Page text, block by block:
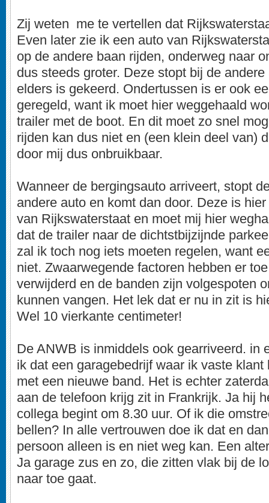
Zij weten me te vertellen dat
Even later zie ik een auto van
op de andere baan rijden, onderweg naar
dus steeds groter. Deze stopt bij de
elders is gekeerd. Ondertussen is er ook
geregeld, want ik moet hier weggehaald
trailer met de boot. En dit moet zo snel
rijden kan dus niet en (een klein deel van)
door mij dus onbruikbaar.
Wanneer de bergingsauto arriveert, stopt
andere auto en komt dan door. Deze is
van Rijkswaterstaat en moet mij hier
dat de trailer naar de dichtstbijzijnde
zal ik toch nog iets moeten regelen, want
niet. Zwaarwegende factoren hebben er
verwijderd en de banden zijn volgespoten
kunnen vangen. Het lek dat er nu in zit is
Wel 10 vierkante centimeter!
De ANWB is inmiddels ook gearriveerd. in
ik dat een garagebedrijf waar ik vaste klant
met een nieuwe band. Het is echter
aan de telefoon krijg zit in Frankrijk. Ja hij
collega begint om 8.30 uur. Of ik die
bellen? In alle vertrouwen doe ik dat en
persoon alleen is en niet weg kan. Een
Ja garage zus en zo, die zitten vlak bij de
naar toe gaat.